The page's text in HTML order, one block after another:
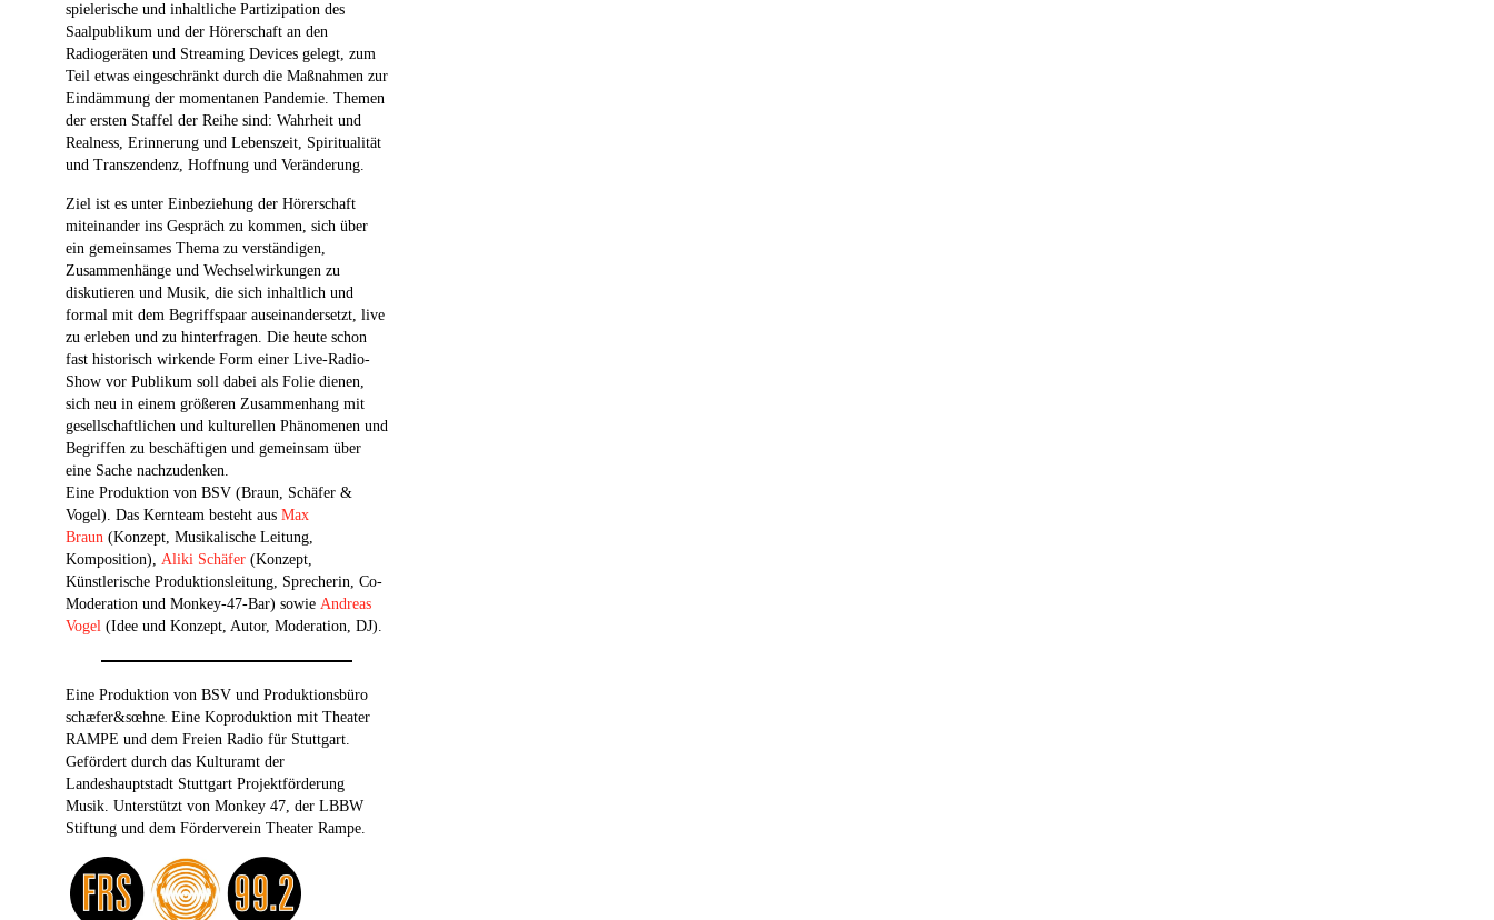
spielerische und inhaltliche Partizipation des
Saalpublikum und der Hörerschaft an den
Radiogeräten und Streaming Devices gelegt, zum
Teil etwas eingeschränkt durch die Maßnahmen zur
Eindämmung der momentanen Pandemie. Themen
der ersten Staffel der Reihe sind: Wahrheit und
Realness, Erinnerung und Lebenszeit, Spiritualität
und Transzendenz, Hoffnung und Veränderung.
Ziel ist es unter Einbeziehung der Hörerschaft
miteinander ins Gespräch zu kommen, sich über
ein gemeinsames Thema zu verständigen,
Zusammenhänge und Wechselwirkungen zu
diskutieren und Musik, die sich inhaltlich und
formal mit dem Begriffspaar auseinandersetzt, live
zu erleben und zu hinterfragen. Die heute schon
fast historisch wirkende Form einer Live-Radio-
Show vor Publikum soll dabei als Folie dienen,
sich neu in einem größeren Zusammenhang mit
gesellschaftlichen und kulturellen Phänomenen und
Begriffen zu beschäftigen und gemeinsam über
eine Sache nachzudenken.
Eine Produktion von BSV (Braun, Schäfer &
Vogel). Das Kernteam besteht aus Max
Braun (Konzept, Musikalische Leitung,
Komposition), Aliki Schäfer (Konzept,
Künstlerische Produktionsleitung, Sprecherin, Co-
Moderation und Monkey-47-Bar) sowie Andreas
Vogel (Idee und Konzept, Autor, Moderation, DJ).
Eine Produktion von BSV und Produktionsbüro
schæfer&sœhne. Eine Koproduktion mit Theater
RAMPE und dem Freien Radio für Stuttgart.
Gefördert durch das Kulturamt der
Landeshauptstadt Stuttgart Projektförderung
Musik. Unterstützt von Monkey 47, der LBBW
Stiftung und dem Förderverein Theater Rampe.